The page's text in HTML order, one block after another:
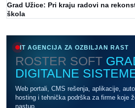
Grad Užice: Pri kraju radovi na
škola
IT AGENCIJA ZA OZBILJAN RAST
ROSTER SOFT
DIGITALNE
Web portali, CMS rešenja, aplikacije,
hosting i tehnička podrška za firme koje
nastup.